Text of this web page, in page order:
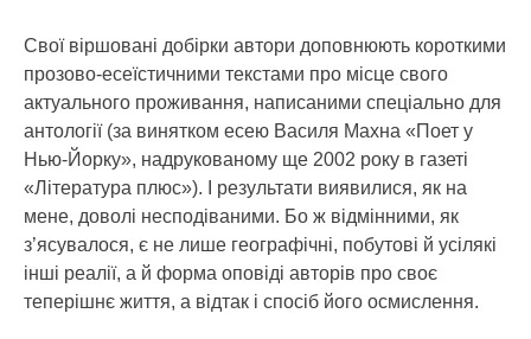
Свої віршовані добірки автори доповнюють короткими
прозово-есеїстичними текстами про місце свого
актуального проживання, написаними спеціально для
антології (за винятком есею Василя Махна «Поет у
Нью-Йорку», надрукованому ще 2002 року в газеті
«Література плюс»). І результати виявилися, як на
мене, доволі несподіваними. Бо ж відмінними, як
з’ясувалося, є не лише географічні, побутові й усілякі
інші реалії, а й форма оповіді авторів про своє
теперішнє життя, а відтак і спосіб його осмислення.